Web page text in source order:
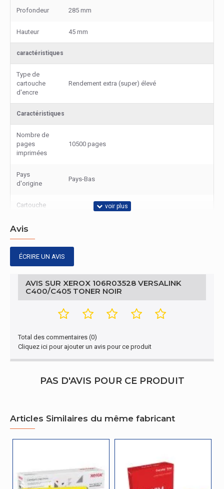
Profondeur 285 mm
Hauteur 45 mm
caractéristiques
Type de
cartouche
d'encre
Rendement extra (super) élevé
Caractéristiques
Nombre de
pages
imprimées
10500 pages
Pays
d'origine
Pays-Bas
Cartouche
Nom du
produit
VersaLink C400/C405 - Cartouche de toner noir très
haute capacité (10 500 pages)
Contenu de l'emballage
Autres caractéristiques
Avis
ÉCRIRE UN AVIS
AVIS SUR XEROX 106R03528 VERSALINK
C400/C405 TONER NOIR
Total des commentaires (0)
Cliquez ici pour ajouter un avis pour ce produit
PAS D'AVIS POUR CE PRODUIT
Articles Similaires du même fabricant